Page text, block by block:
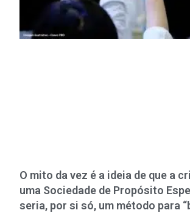
O mito da vez é a ideia de que a
uma Sociedade de Propósito
seria, por si só, um método para